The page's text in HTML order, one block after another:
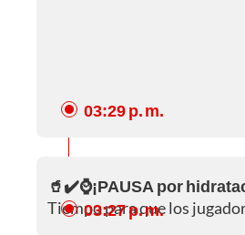
03:29 p. m.
🥤✔️⌚¡PAUSA por
Tiempo para que los
03:27 p. m.